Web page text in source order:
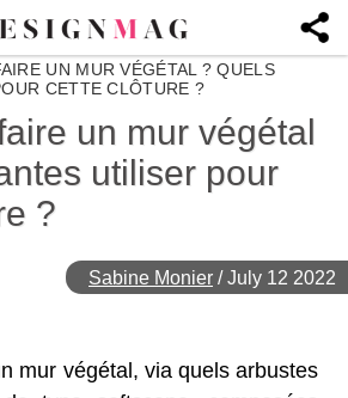
UN MUR VÉGÉTAL ? QUELS
CETTE CLÔTURE ?
un mur végétal
utiliser pour
?
Sabine Monier /July 12 2022
mur végétal, via quels arbustes